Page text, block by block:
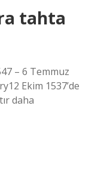
tahta
– 6 Temmuz
Ekim 1537’de
daha